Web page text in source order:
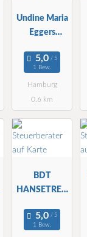
Undine Maria
Eggers
in
1 Bew.
Hamburg
0.6 km
BDT
HANSETREU
1 Bew.